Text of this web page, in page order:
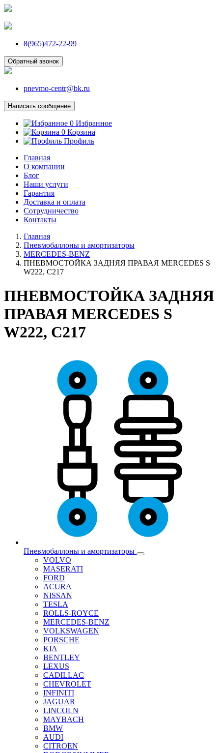
8(965)472-22-99
Обратный звонок
pnevmo-centr@bk.ru
Написать сообщение
0 Избранное
0 Корзина
Профиль
Главная
О компании
Блог
Наши услуги
Гарантия
Доставка и оплата
Сотрудничество
Контакты
Главная
Пневмобаллоны и амортизаторы
MERCEDES-BENZ
ПНЕВМОСТОЙКА ЗАДНЯЯ ПРАВАЯ MERCEDES S
W222, C217
ПНЕВМОСТОЙКА ЗАДНЯЯ
ПРАВАЯ MERCEDES S
W222, C217
Пневмобаллоны и амортизаторы
VOLVO
MASERATI
FORD
ACURA
NISSAN
TESLA
ROLLS-ROYCE
MERCEDES-BENZ
VOLKSWAGEN
PORSCHE
KIA
BENTLEY
LEXUS
CADILLAC
CHEVROLET
INFINITI
JAGUAR
LINCOLN
MAYBACH
BMW
AUDI
CITROEN